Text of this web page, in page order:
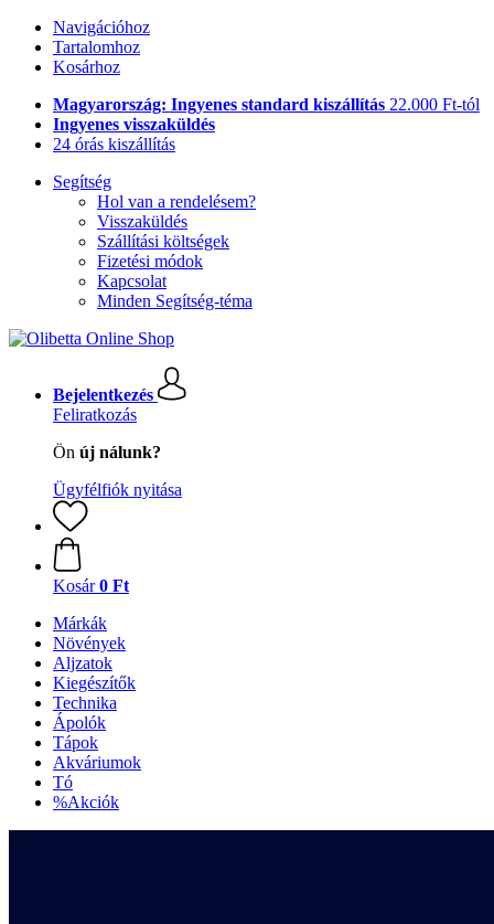
Navigációhoz
Tartalomhoz
Kosárhoz
Magyarország: Ingyenes standard kiszállítás 22.000 Ft-tól
Ingyenes visszaküldés
24 órás kiszállítás
Segítség
Hol van a rendelésem?
Visszaküldés
Szállítási költségek
Fizetési módok
Kapcsolat
Minden Segítség-téma
Bejelentkezés
Feliratkozás
Ön új nálunk?
Ügyfélfiók nyitása
Kosár 0 Ft
Márkák
Növények
Aljzatok
Kiegészítők
Technika
Ápolók
Tápok
Akváriumok
Tó
%Akciók